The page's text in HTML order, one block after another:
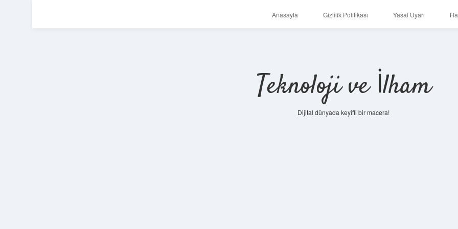
Anasayfa Gizlilik Politikası Yasal Uyarı
Teknoloji ve İlham
Dijital dünyada keyifli bir macera!